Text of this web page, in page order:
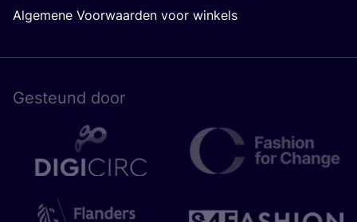
Algemene Voorwaarden voor winkels
Gesteund door